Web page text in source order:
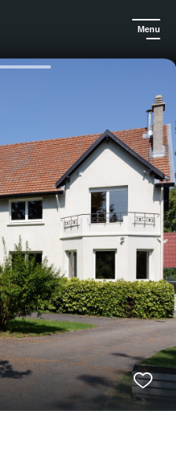
Menu
La Villa d'Emma - Komfortable Unterkunft für bis zu 15 Personen